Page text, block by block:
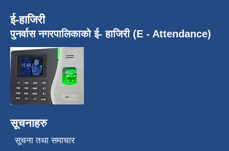
ई-हाजिरी
पुनर्वास नगरपालिकाको ई- हाजिरी (E - Attendance)
सूचनाहरु
सूचना तथा समाचार